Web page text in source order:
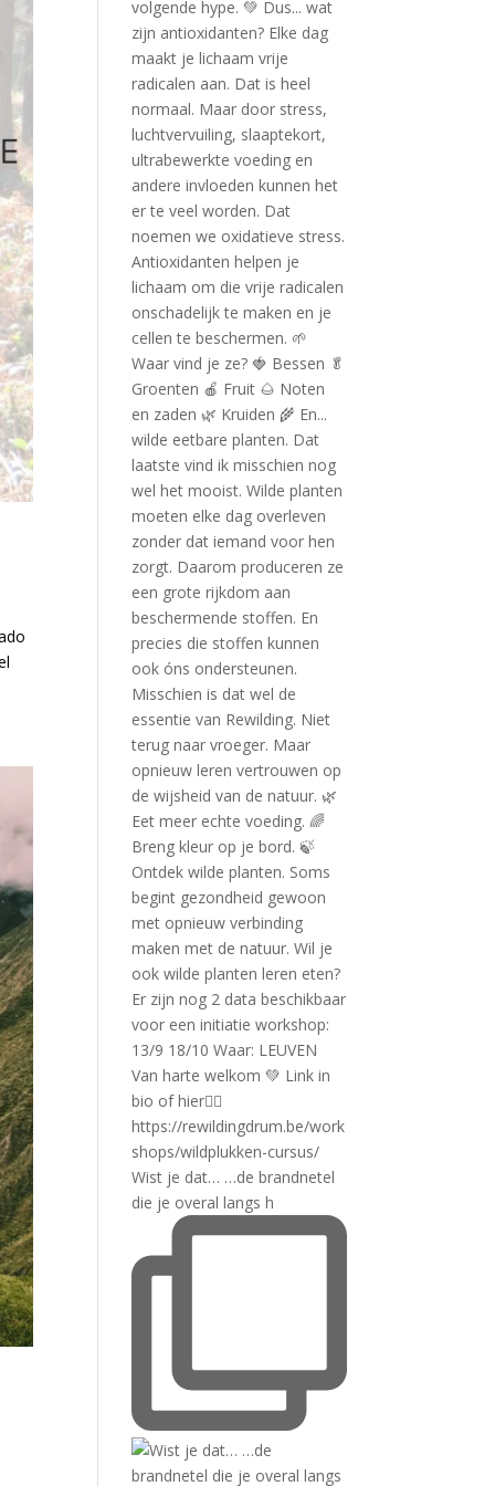
Wist je dat… …de brandnetel
die je overal langs h